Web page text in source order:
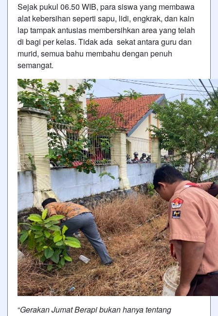
Sejak pukul 06.50 WIB, para siswa yang membawa
alat kebersihan seperti sapu, lidi, engkrak, dan kain
lap tampak antusias membersihkan area yang telah
di bagi per kelas. Tidak ada sekat antara guru dan
murid, semua bahu membahu dengan penuh
semangat.
“Gerakan Jumat Berapi bukan hanya tentang